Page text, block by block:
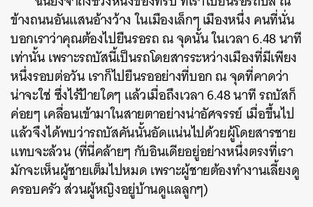
ข้างถนนอันแสนอ้างว้าง ในเมืองเล็กๆ เมืองหนึ่ง คนที่นั่น
บอกเราว่าคุณต้องไปยืนรอรถ ณ จุดนั้น ในเวลา 6.48 นาที
เท่านั้น เพราะรถบัสนี้เป็นรถโดยสารระหว่างเมืองที่มีเพียง
หนึ่งรอบต่อวัน เราก็ไปยืนรออย่างที่บอก ณ จุดที่คาดว่า
น่าจะใช่ ซึ่งไร้ป้ายใดๆ แล้วเมื่อถึงเวลา 6.48 นาที รถบัสก็
ค่อยๆ เคลื่อนเข้ามาในสายตาอย่างน่าอัศจรรย์ เมื่อขึ้นไป
แล้วจึงได้พบว่ารถบัสคันนั้นอัดแน่นไปด้วยผู้โดยสารชาย
แทบจะล้วน (ที่นี่คล้ายๆ กับอินเดียอยู่อย่างหนึ่งตรงที่เรา
มักจะเห็นผู้ชายเต็มไปหมด เพราะผู้ชายต้องทำงานเลี้ยงดู
ครอบครัว ส่วนผู้หญิงอยู่บ้านดูแลลูกๆ)